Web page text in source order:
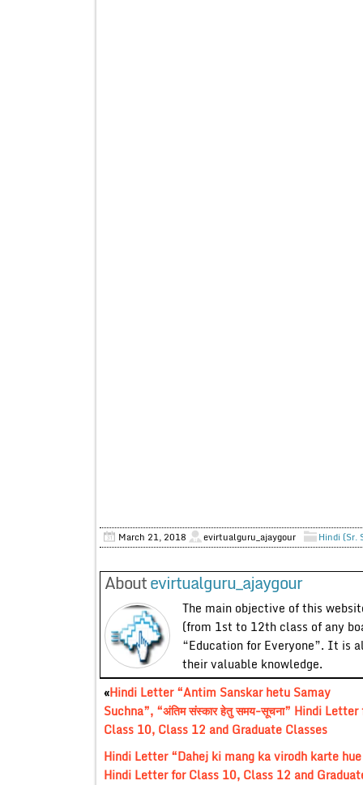
तुम्हारा
शशी
March 21, 2018 evirtualguru_ajaygour Hindi (Sr.
Aboutevirtualguru_ajaygour
The main objective of this
(from 1st to 12th class of any
“Education for Everyone”. It is
their valuable knowledge.
«Hindi Letter “Antim Sanskar hetu Samay
Suchna”, “अंतिम संस्कार हेतु समय-सूचना” Hindi Letter
Class 10, Class 12 and Graduate Classes
Hindi Letter “Dahej ki mang ka virodh karte
Hindi Letter for Class 10, Class 12 and